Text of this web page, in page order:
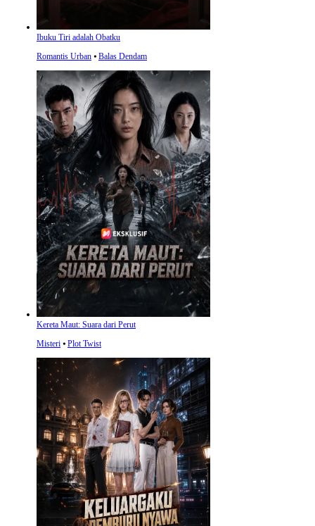
Ibuku Tiri adalah Obatku
Romantis Urban ⦁ Balas Dendam
Kereta Maut: Suara dari Perut
Misteri ⦁ Plot Twist